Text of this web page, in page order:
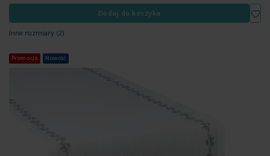
Dodaj do koszyka
Inne rozmiary(2)
Promocja Nowość